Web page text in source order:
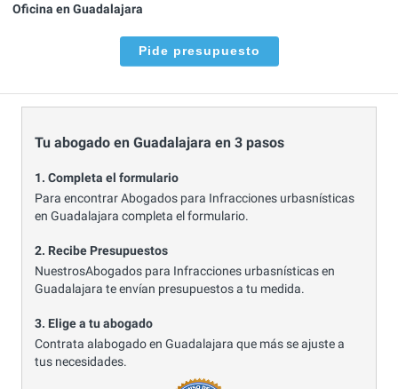
Oficina en Guadalajara
Pide presupuesto
Tu abogado en Guadalajara en 3 pasos
1. Completa el formulario
Para encontrar Abogados para Infracciones urbasnísticas
en Guadalajara completa el formulario.
2. Recibe Presupuestos
NuestrosAbogados para Infracciones urbasnísticas en
Guadalajara te envían presupuestos a tu medida.
3. Elige a tu abogado
Contrata alabogado en Guadalajara que más se ajuste a
tus necesidades.